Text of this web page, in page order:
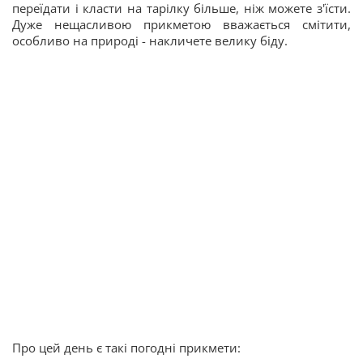
переїдати і класти на тарілку більше, ніж можете з'їсти.
Дуже нещасливою прикметою вважається смітити,
особливо на природі - накличете велику біду.
Про цей день є такі погодні прикмети: